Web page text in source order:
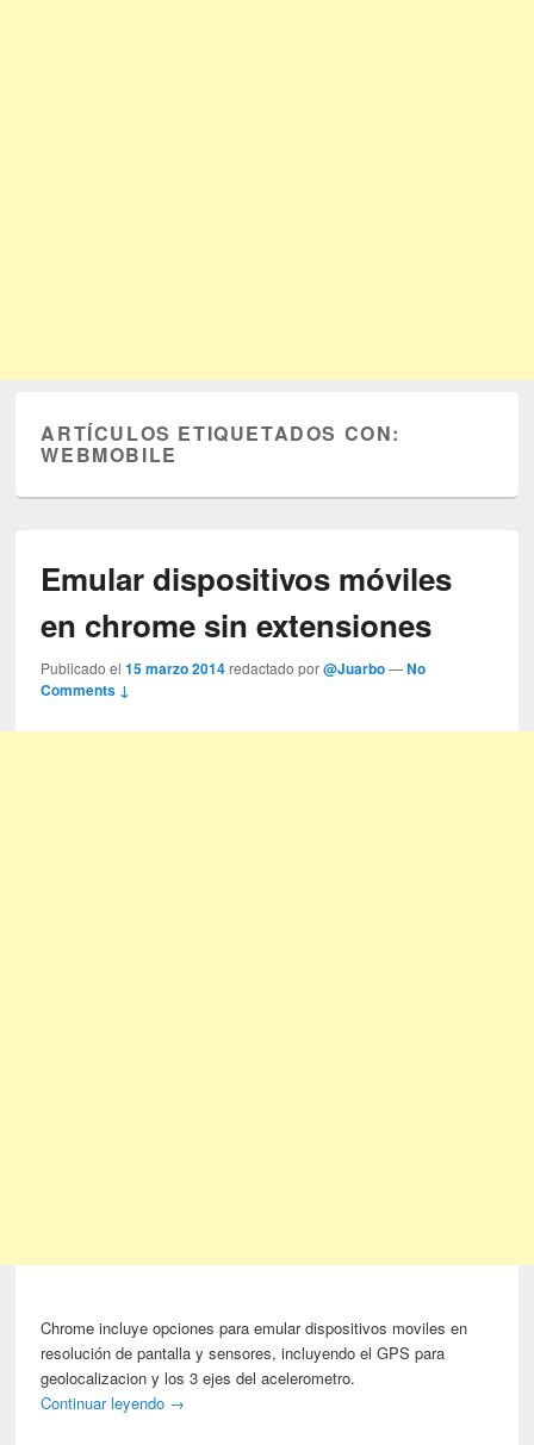
ARTÍCULOS ETIQUETADOS CON:
WEBMOBILE
Emular dispositivos móviles
en chrome sin extensiones
Publicado el15 marzo 2014 redactado por@Juarbo —No
Comments ↓
Chrome incluye opciones para emular dispositivos moviles en
resolución de pantalla y sensores, incluyendo el GPS para
geolocalizacion y los 3 ejes del acelerometro.
Continuar leyendo →